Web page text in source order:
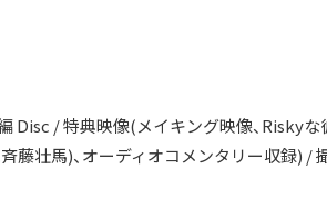
Disc / 特典映像(メイキング映像、Riskyな
藤壮馬)、オーディオコメンタリー収録)